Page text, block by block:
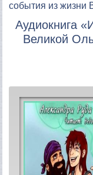
события из жизни
Аудиокнига
Великой